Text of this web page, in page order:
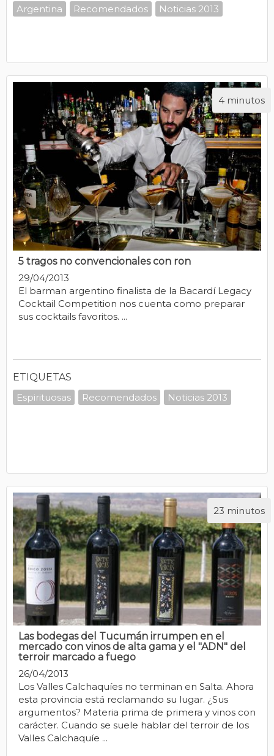
Argentina Recomendados Noticias 2013
4 minutos
5 tragos no convencionales con ron
29/04/2013
El barman argentino finalista de la Bacardí Legacy
Cocktail Competition nos cuenta como preparar
sus cocktails favoritos. ...
ETIQUETAS
Espirituosas
Recomendados Noticias 2013
23 minutos
Las bodegas del Tucumán irrumpen en el
mercado con vinos de alta gama y el "ADN" del
terroir marcado a fuego
26/04/2013
Los Valles Calchaquíes no terminan en Salta. Ahora
esta provincia está reclamando su lugar. ¿Sus
argumentos? Materia prima de primera y vinos con
carácter. Cuando se suele hablar del terroir de los
Valles Calchaquíe ...